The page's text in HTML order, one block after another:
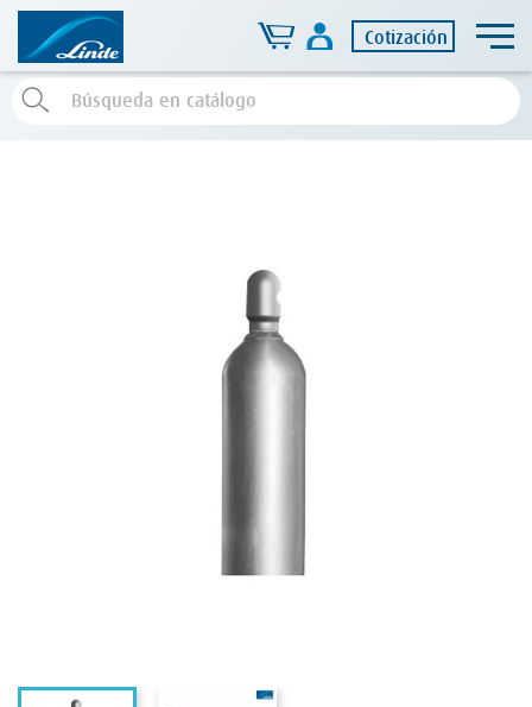
Cotización